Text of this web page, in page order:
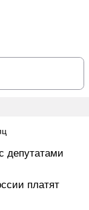
депутатами
платят